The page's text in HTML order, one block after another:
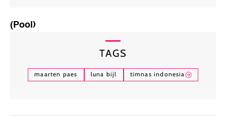
(Pool)
TAGS
maarten paes luna bijl timnas indonesia